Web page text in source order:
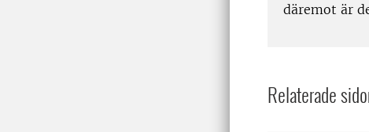
däremot är
Relaterade